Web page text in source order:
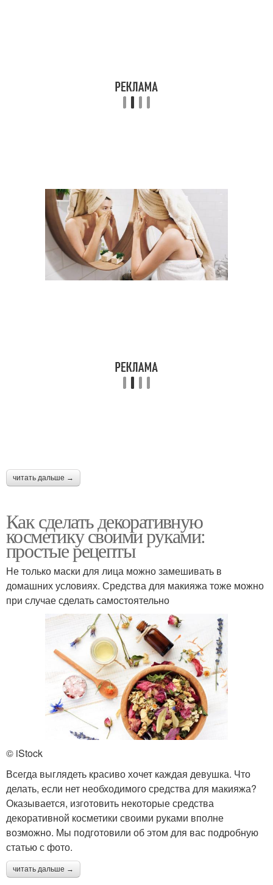
читать дальше →
Как сделать декоративную
косметику своими руками:
простые рецепты
Не только маски для лица можно замешивать в
домашних условиях. Средства для макияжа тоже можно
при случае сделать самостоятельно
© iStock
Всегда выглядеть красиво хочет каждая девушка. Что
делать, если нет необходимого средства для макияжа?
Оказывается, изготовить некоторые средства
декоративной косметики своими руками вполне
возможно. Мы подготовили об этом для вас подробную
статью с фото.
читать дальше →